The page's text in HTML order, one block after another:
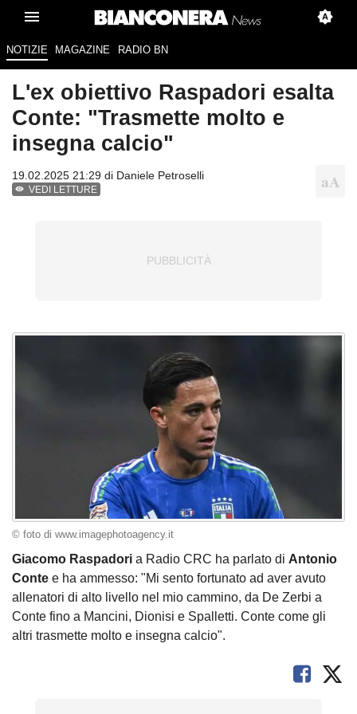
NOTIZIE MAGAZINE RADIO BN
L'ex obiettivo Raspadori esalta
Conte: "Trasmette molto e
insegna calcio"
19.02.2025 21:29 di Daniele Petroselli
VEDI LETTURE
© foto di www.imagephotoagency.it
Giacomo Raspadori a Radio CRC ha parlato di Antonio
Conte e ha ammesso: "Mi sento fortunato ad aver avuto
allenatori di alto livello nel mio cammino, da De Zerbi a
Conte fino a Mancini, Dionisi e Spalletti. Conte come gli
altri trasmette molto e insegna calcio".